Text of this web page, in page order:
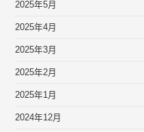
2025年5月
2025年4月
2025年3月
2025年2月
2025年1月
2024年12月